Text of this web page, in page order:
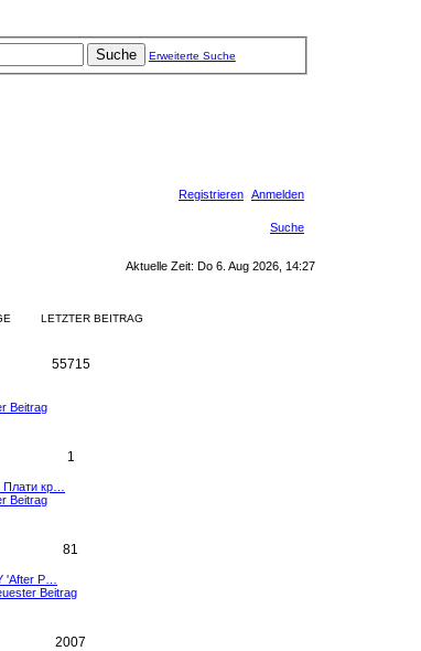
Suche Erweiterte Suche
Anmelden
Registrieren
Suche
Aktuelle Zeit: Do 6. Aug 2026, 14:27
LETZTER BEITRAG
55715
Beitrag
1
кр…
Beitrag
81
'After P…
Beitrag
2007